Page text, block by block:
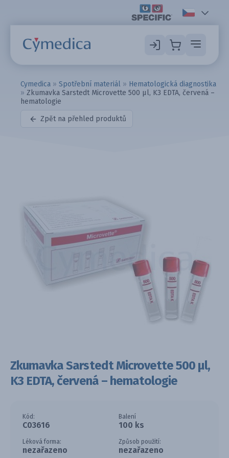
Cymedica » Spotřební materiál » Hematologická diagnostika
» Zkumavka Sarstedt Microvette 500 µl, K3 EDTA, červená –
hematologie
Zpět na přehled produktů
Zkumavka Sarstedt Microvette 500 µl,
K3 EDTA, červená – hematologie
Kód:
C03616
Balení
100 ks
Léková forma:
nezařazeno
Způsob použití:
nezařazeno